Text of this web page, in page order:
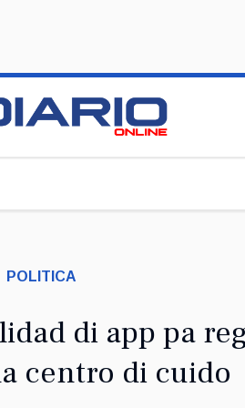
POLITICA
di app pa
centro di cuido